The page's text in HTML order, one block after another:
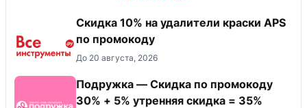
Скидка 10% на удалители краски APS
по промокоду
До 20 августа, 2026
Подружка — Скидка по промокоду
30% + 5% утренняя скидка = 35%